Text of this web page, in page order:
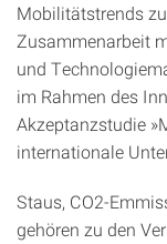
Mobilitätstrends
Zusammenarbeit
und
im Rahmen des
Akzeptanzstudie
internationale
Staus, CO2-
gehören zu den